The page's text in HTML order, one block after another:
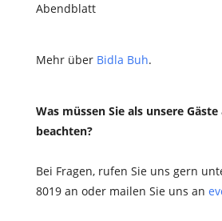
Abendblatt
Mehr über Bidla Buh.
Was müssen Sie als unsere
beachten?
Bei Fragen, rufen Sie uns gern
8019 an oder mailen Sie uns an